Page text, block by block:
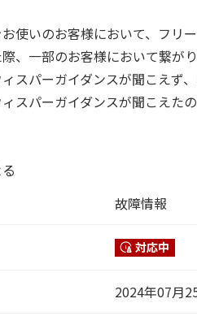
使いのお客様において、フリ
、一部のお客様において繋が
スパーガイダンスが聞こえず
スパーガイダンスが聞こえた
故障情報
対応中
2024年07月